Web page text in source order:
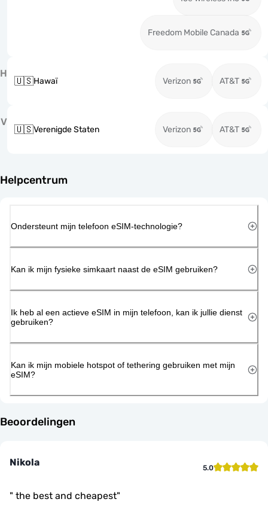
Freedom Mobile Canada
H
🇺🇸Hawaï Verizon AT&T
V
🇺🇸Verenigde Staten Verizon AT&T
Helpcentrum
Ondersteunt mijn telefoon eSIM-technologie?
Kan ik mijn fysieke simkaart naast de eSIM gebruiken?
Ik heb al een actieve eSIM in mijn telefoon, kan ik jullie dienst
gebruiken?
Kan ik mijn mobiele hotspot of tethering gebruiken met mijn
eSIM?
Beoordelingen
Nikola 5.0
" the best and cheapest"